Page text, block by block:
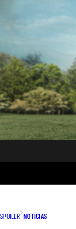
SPOILER NOTICIAS